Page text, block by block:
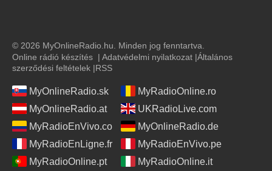
© 2026 MyOnlineRadio.hu. Minden jog fenntartva.
Online rádió készítés | Adatvédelmi nyilatkozat |Általános
szerződési feltételek |RSS
MyOnlineRadio.sk
MyRadioOnline.ro
MyOnlineRadio.at
UKRadioLive.com
MyRadioEnVivo.co
MyOnlineRadio.de
MyRadioEnLigne.fr
MyRadioEnVivo.pe
MyRadioOnline.pt
MyRadioOnline.it